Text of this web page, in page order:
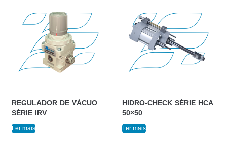
REGULADOR DE VÁCUO
SÉRIE IRV
Ler mais
HIDRO-CHECK SÉRIE HCA
50×50
Ler mais